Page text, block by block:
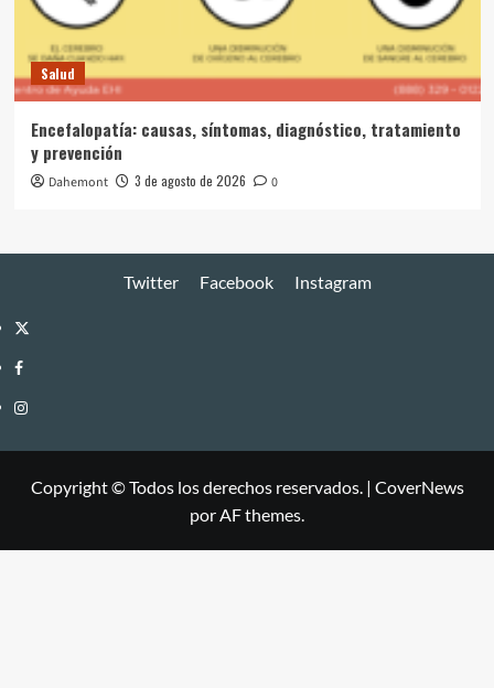
Salud
Encefalopatía: causas, síntomas, diagnóstico, tratamiento
y prevención
Dahemont 3 de agosto de 2026 0
Twitter Facebook Instagram
Twitter
Facebook
Instagram
Copyright © Todos los derechos reservados. | CoverNews
por AF themes.